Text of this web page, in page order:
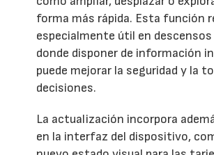
forma más rápida. Esta función
especialmente útil en
donde disponer de información
puede mejorar la seguridad y la
decisiones.
La actualización incorpora
en la interfaz del dispositivo,